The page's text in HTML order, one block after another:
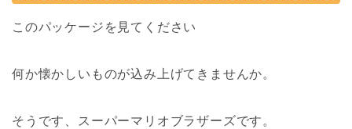
このパッケージを見てください
何か懐かしいものが込み上げてきませんか。
そうです、スーパーマリオブラザーズです。